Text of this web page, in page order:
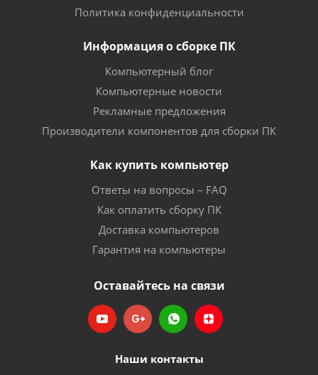
Политика конфиденциальности
Информация о сборке ПК
Компьютерный блог
Компьютерные новости
Рекламные предложения
Производители компонентов для сборки ПК
Как купить компьютер
Ответы на вопросы – FAQ
Как оплатить сборку ПК
Доставка компьютеров
Гарантия на компьютеры
Оставайтесь на связи
Наши контакты